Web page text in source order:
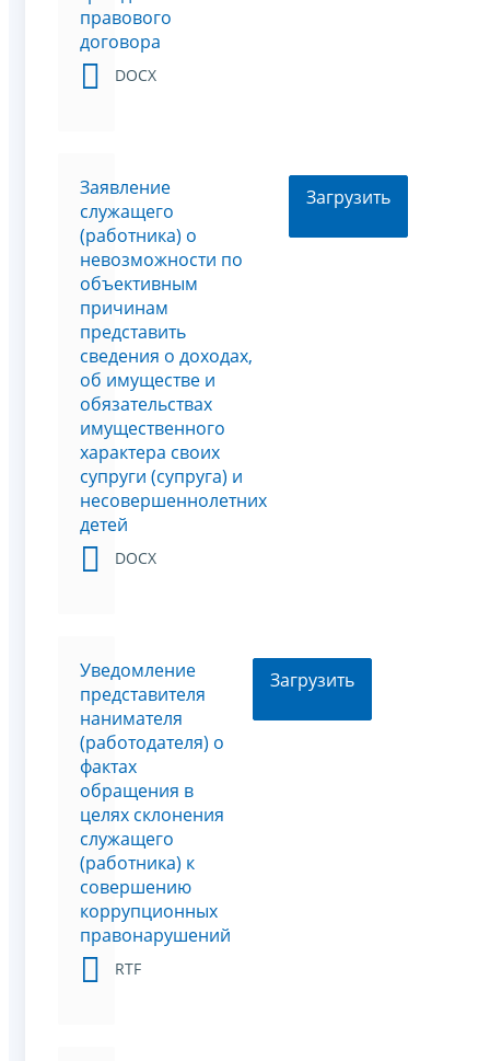
правового
договора
DOCX
Заявление
служащего
(работника) о
невозможности по
объективным
причинам
представить
сведения о доходах,
об имуществе и
обязательствах
имущественного
характера своих
супруги (супруга) и
несовершеннолетних
детей
DOCX
Загрузить
Уведомление
представителя
нанимателя
(работодателя) о
фактах
обращения в
целях склонения
служащего
(работника) к
совершению
коррупционных
правонарушений
RTF
Загрузить